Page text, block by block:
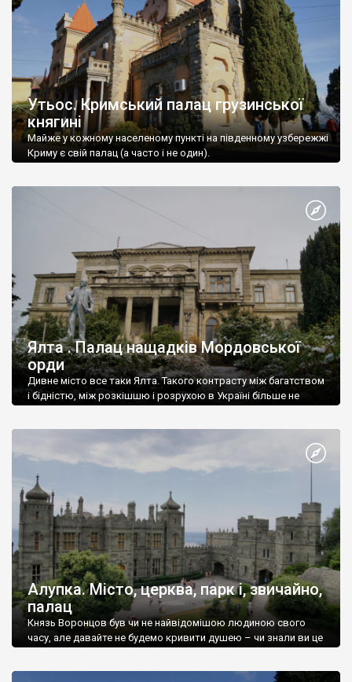
Утьос. Кримський палац грузинської
княгині
Майже у кожному населеному пункті на південному узбережжі
Криму є свій палац (а часто і не один).
Ялта . Палац нащадків Мордовської
орди
Дивне місто все таки Ялта. Такого контрасту між багатством
і бідністю, між розкішшю і розрухою в Україні більше не
Алупка. Місто, церква, парк і, звичайно,
палац
Князь Воронцов був чи не найвідомішою людиною свого
часу, але давайте не будемо кривити душею – чи знали ви це